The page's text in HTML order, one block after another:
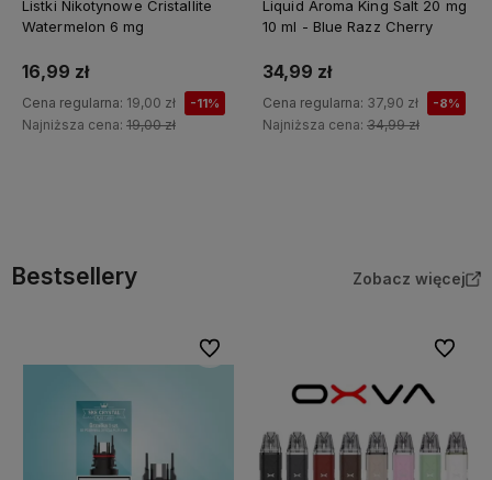
Listki Nikotynowe Cristallite
Watermelon 6 mg
16,99 zł
Cena regularna: 19,00 zł -11%
Najniższa cena: 19,00 zł
Liquid Aroma King Salt 20 mg
10 ml - Blue Razz Cherry
34,99 zł
Cena regularna: 37,90 zł -8%
Najniższa cena: 34,99 zł
Bestsellery Zobacz więcej
Do ulubionych Do